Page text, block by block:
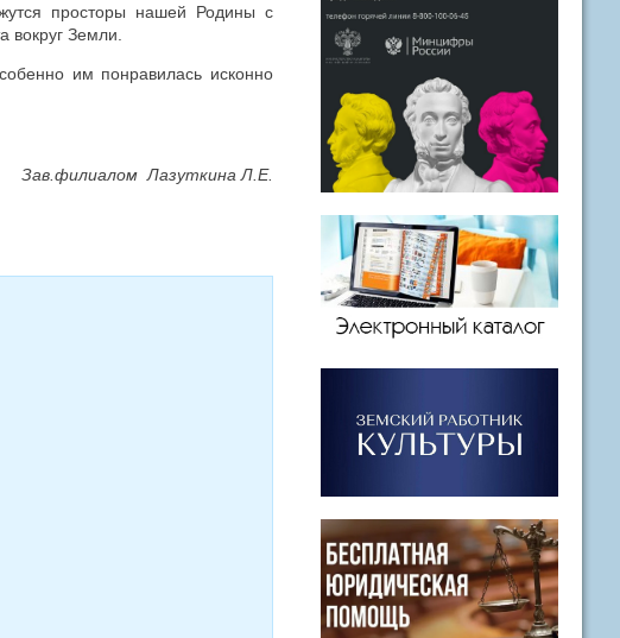
просторы нашей Родины с
вокруг Земли.
им понравилась исконно
Зав.филиалом Лазуткина Л.Е.